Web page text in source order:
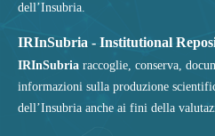
dell’Insubria.
IRInSubria - Institutional
IRInSubria raccoglie, conserva,
informazioni sulla produzione
dell’Insubria anche ai fini della